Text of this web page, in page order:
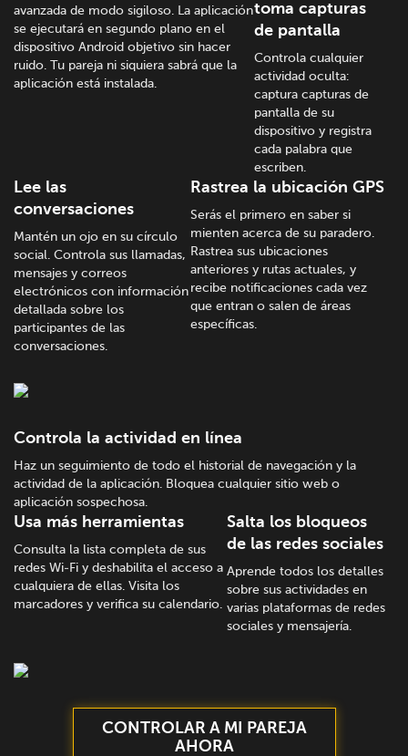
avanzada de modo sigiloso. La aplicación
se ejecutará en segundo plano en el
dispositivo Android objetivo sin hacer
ruido. Tu pareja ni siquiera sabrá que la
aplicación está instalada.
toma capturas
de pantalla
Controla cualquier
actividad oculta:
captura capturas de
pantalla de su
dispositivo y registra
cada palabra que
escriben.
Lee las
conversaciones
Mantén un ojo en su círculo
social. Controla sus llamadas,
mensajes y correos
electrónicos con información
detallada sobre los
participantes de las
conversaciones.
Rastrea la ubicación GPS
Serás el primero en saber si
mienten acerca de su paradero.
Rastrea sus ubicaciones
anteriores y rutas actuales, y
recibe notificaciones cada vez
que entran o salen de áreas
específicas.
Controla la actividad en línea
Haz un seguimiento de todo el historial de navegación y la
actividad de la aplicación. Bloquea cualquier sitio web o
aplicación sospechosa.
Usa más herramientas
Consulta la lista completa de sus
redes Wi-Fi y deshabilita el acceso a
cualquiera de ellas. Visita los
marcadores y verifica su calendario.
Salta los bloqueos
de las redes sociales
Aprende todos los detalles
sobre sus actividades en
varias plataformas de redes
sociales y mensajería.
CONTROLAR A MI PAREJA
AHORA